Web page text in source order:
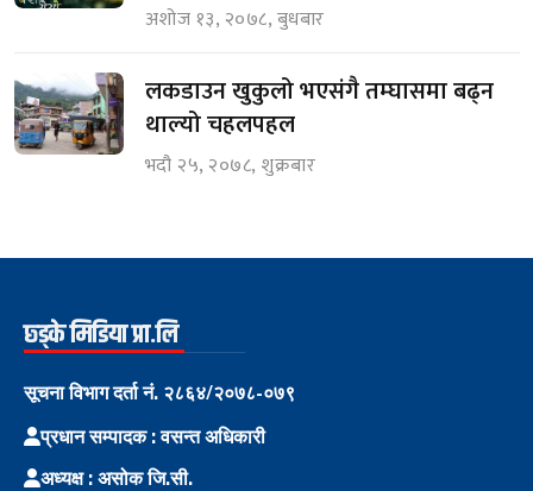
अशोज १३, २०७८, बुधबार
लकडाउन खुकुलो भएसंगै तम्घासमा बढ्न
थाल्यो चहलपहल
भदौ २५, २०७८, शुक्रबार
छ्ड्के मिडिया प्रा.लि
सूचना विभाग दर्ता नं. २८६४/२०७८-०७९
प्रधान सम्पादक : वसन्त अधिकारी
अध्यक्ष : असोक जि.सी.